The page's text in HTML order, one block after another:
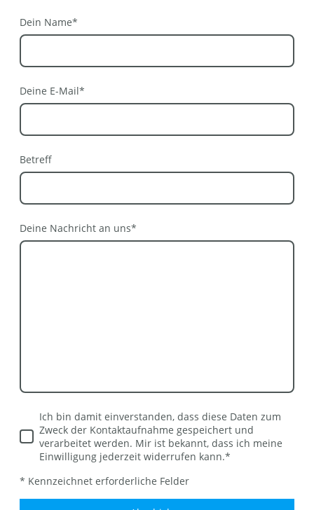
Dein Name*
Deine E-Mail*
Betreff
Deine Nachricht an uns*
Ich bin damit einverstanden, dass diese Daten zum
Zweck der Kontaktaufnahme gespeichert und
verarbeitet werden. Mir ist bekannt, dass ich meine
Einwilligung jederzeit widerrufen kann.*
* Kennzeichnet erforderliche Felder